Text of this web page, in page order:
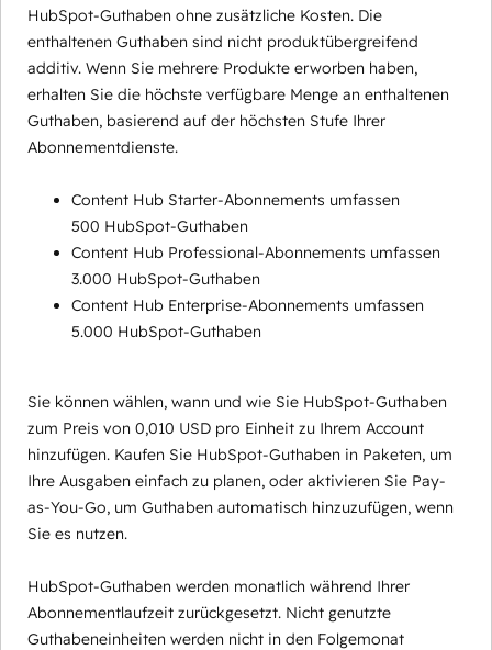
HubSpot-Guthaben ohne zusätzliche Kosten. Die
enthaltenen Guthaben sind nicht produktübergreifend
additiv. Wenn Sie mehrere Produkte erworben haben,
erhalten Sie die höchste verfügbare Menge an enthaltenen
Guthaben, basierend auf der höchsten Stufe Ihrer
Abonnementdienste.
Content Hub Starter-Abonnements umfassen
500 HubSpot-Guthaben
Content Hub Professional-Abonnements umfassen
3.000 HubSpot-Guthaben
Content Hub Enterprise-Abonnements umfassen
5.000 HubSpot-Guthaben
Sie können wählen, wann und wie Sie HubSpot-Guthaben
zum Preis von 0,010 USD pro Einheit zu Ihrem Account
hinzufügen. Kaufen Sie HubSpot-Guthaben in Paketen, um
Ihre Ausgaben einfach zu planen, oder aktivieren Sie Pay-
as-You-Go, um Guthaben automatisch hinzuzufügen, wenn
Sie es nutzen.
HubSpot-Guthaben werden monatlich während Ihrer
Abonnementlaufzeit zurückgesetzt. Nicht genutzte
Guthabeneinheiten werden nicht in den Folgemonat